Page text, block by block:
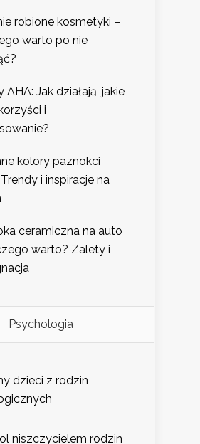
robione kosmetyki –
warto po nie
AHA: Jak działają, jakie
i
kolory paznokci
i inspiracje na
ceramiczna na auto
warto? Zalety i
Psychologia
dzieci z rodzin
niszczycielem rodzin